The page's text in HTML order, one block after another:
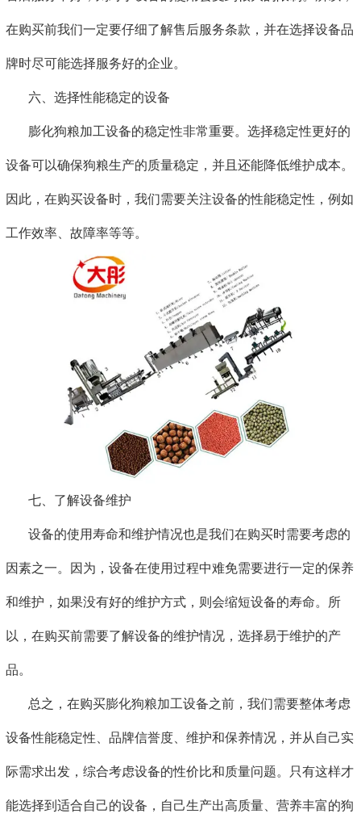
在购买前我们一定要仔细了解售后服务条款，并在选择设备品
牌时尽可能选择服务好的企业。
六、选择性能稳定的设备
膨化狗粮加工设备的稳定性非常重要。选择稳定性更好的
设备可以确保狗粮生产的质量稳定，并且还能降低维护成本。
因此，在购买设备时，我们需要关注设备的性能稳定性，例如
工作效率、故障率等等。
七、了解设备维护
设备的使用寿命和维护情况也是我们在购买时需要考虑的
因素之一。因为，设备在使用过程中难免需要进行一定的保养
和维护，如果没有好的维护方式，则会缩短设备的寿命。所
以，在购买前需要了解设备的维护情况，选择易于维护的产
品。
总之，在购买膨化狗粮加工设备之前，我们需要整体考虑
设备性能稳定性、品牌信誉度、维护和保养情况，并从自己实
际需求出发，综合考虑设备的性价比和质量问题。只有这样才
能选择到适合自己的设备，自己生产出高质量、营养丰富的狗